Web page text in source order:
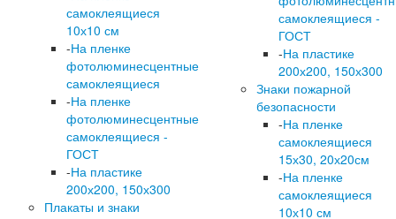
самоклеящиеся
10х10 см
-На пленке
фотолюминесцентные
самоклеящиеся
-На пленке
фотолюминесцентные
самоклеящиеся -
ГОСТ
-На пластике
200х200, 150х300
Плакаты и знаки
самоклеящиеся -
ГОСТ
-На пластике
200х200, 150х300
Знаки пожарной
безопасности
-На пленке
самоклеящиеся
15х30, 20х20см
-На пленке
самоклеящиеся
10х10 см